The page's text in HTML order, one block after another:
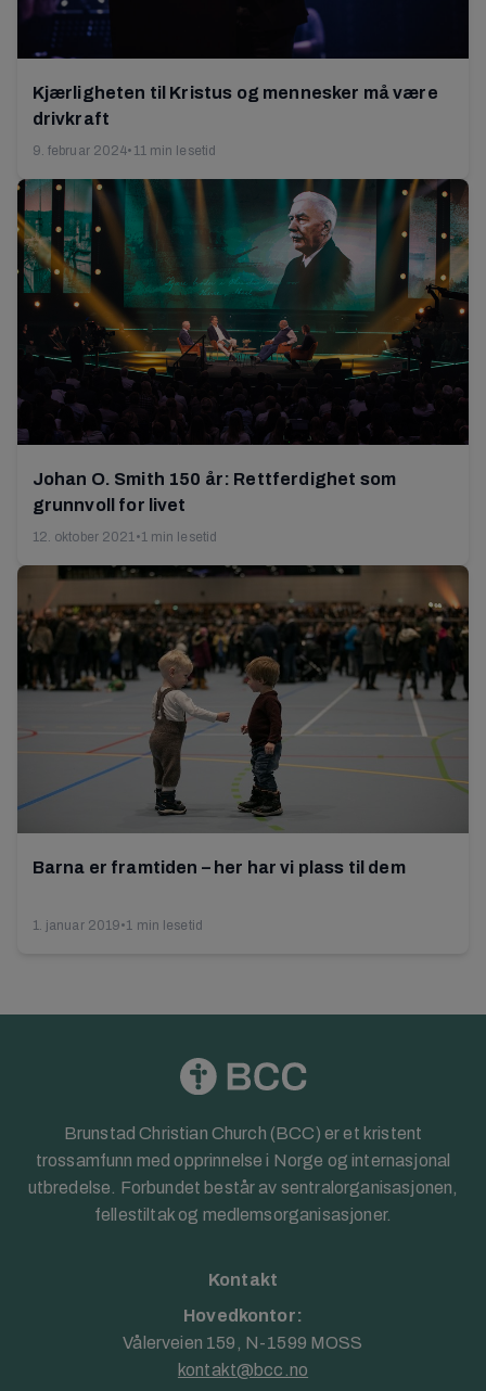
Kjærligheten til Kristus og mennesker må være
drivkraft
9. februar 2024• 11 min lesetid
Johan O. Smith 150 år: Rettferdighet som
grunnvoll for livet
12. oktober 2021•1 min lesetid
Barna er framtiden – her har vi plass til dem
1. januar 2019•1 min lesetid
Brunstad Christian Church (BCC) er et kristent
trossamfunn med opprinnelse i Norge og internasjonal
utbredelse. Forbundet består av sentralorganisasjonen,
fellestiltak og medlemsorganisasjoner.
Kontakt
Hovedkontor:
Vålerveien 159, N-1599 MOSS
kontakt@bcc.no